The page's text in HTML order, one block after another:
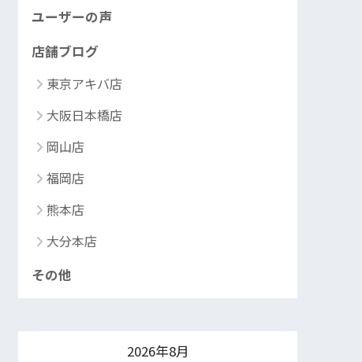
ユーザーの声
店舗ブログ
東京アキバ店
大阪日本橋店
岡山店
福岡店
熊本店
大分本店
その他
2026年8月